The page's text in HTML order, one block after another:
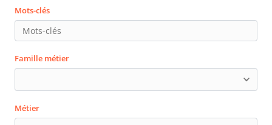
Mots-clés
Famille métier
Métier